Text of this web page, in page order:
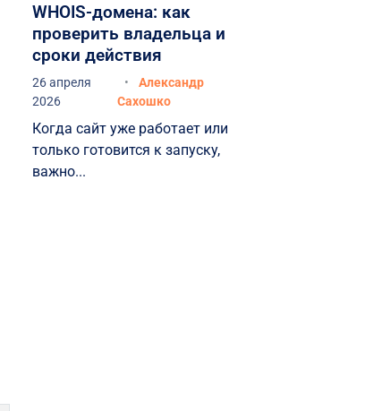
WHOIS-домена: как
проверить владельца и
сроки действия
26 апреля
2026
Александр
Сахошко
Когда сайт уже работает или
только готовится к запуску,
важно...